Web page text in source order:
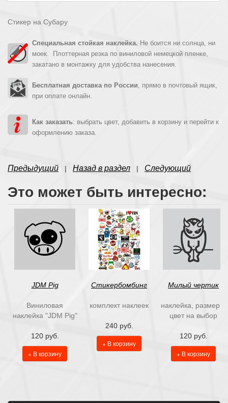
Стикер на Субару
Специальная стойкая наклейка. Не боится ни солнца, ни
моек. Плоттерная резка по виниловой немецкой пленке,
закатано в монтажку для удобства нанесения.
Бесплатная доставка по России , прямо в почтовый ящик,
при оплате онлайн.
Как заказать: выбрать цвет, добавить в корзину и перейти к
оформлению заказа.
Предыдущий | Назад в раздел | Следующий
Это может быть интересно:
JDM Pig
Виниловая
наклейка "JDM Pig"
120 руб.
+ В корзину
Стикербомбинг
комплект наклеек
240 руб.
+ В корзину
Милый чертик
наклейка, размер и
цвет на выбор
120 руб.
+ В корзину